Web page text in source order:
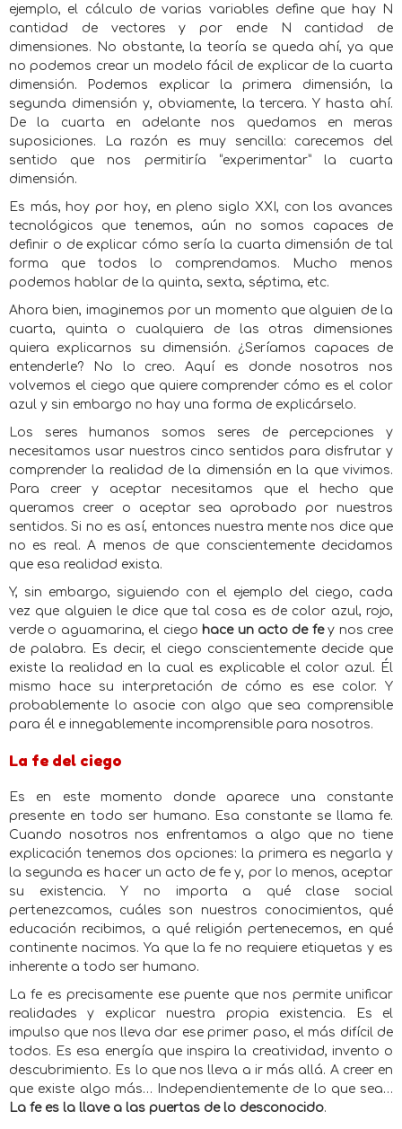
ejemplo, el cálculo de varias variables define que hay N
cantidad de vectores y por ende N cantidad de
dimensiones. No obstante, la teoría se queda ahí, ya que
no podemos crear un modelo fácil de explicar de la cuarta
dimensión. Podemos explicar la primera dimensión, la
segunda dimensión y, obviamente, la tercera. Y hasta ahí.
De la cuarta en adelante nos quedamos en meras
suposiciones. La razón es muy sencilla: carecemos del
sentido que nos permitiría “experimentar” la cuarta
dimensión.
Es más, hoy por hoy, en pleno siglo XXI, con los avances
tecnológicos que tenemos, aún no somos capaces de
definir o de explicar cómo sería la cuarta dimensión de tal
forma que todos lo comprendamos. Mucho menos
podemos hablar de la quinta, sexta, séptima, etc.
Ahora bien, imaginemos por un momento que alguien de la
cuarta, quinta o cualquiera de las otras dimensiones
quiera explicarnos su dimensión. ¿Seríamos capaces de
entenderle? No lo creo. Aquí es donde nosotros nos
volvemos el ciego que quiere comprender cómo es el color
azul y sin embargo no hay una forma de explicárselo.
Los seres humanos somos seres de percepciones y
necesitamos usar nuestros cinco sentidos para disfrutar y
comprender la realidad de la dimensión en la que vivimos.
Para creer y aceptar necesitamos que el hecho que
queramos creer o aceptar sea aprobado por nuestros
sentidos. Si no es así, entonces nuestra mente nos dice que
no es real. A menos de que conscientemente decidamos
que esa realidad exista.
Y, sin embargo, siguiendo con el ejemplo del ciego, cada
vez que alguien le dice que tal cosa es de color azul, rojo,
verde o aguamarina, el ciegohace un acto de fey nos cree
de palabra. Es decir, el ciego conscientemente decide que
existe la realidad en la cual es explicable el color azul. Él
mismo hace su interpretación de cómo es ese color. Y
probablemente lo asocie con algo que sea comprensible
para él e innegablemente incomprensible para nosotros.
La fe del ciego
Es en este momento donde aparece una constante
presente en todo ser humano. Esa constante se llama fe.
Cuando nosotros nos enfrentamos a algo que no tiene
explicación tenemos dos opciones: la primera es negarla y
la segunda es hacer un acto de fe y, por lo menos, aceptar
su existencia. Y no importa a qué clase social
pertenezcamos, cuáles son nuestros conocimientos, qué
educación recibimos, a qué religión pertenecemos, en qué
continente nacimos. Ya que la fe no requiere etiquetas y es
inherente a todo ser humano.
La fe es precisamente ese puente que nos permite unificar
realidades y explicar nuestra propia existencia. Es el
impulso que nos lleva dar ese primer paso, el más difícil de
todos. Es esa energía que inspira la creatividad, invento o
descubrimiento. Es lo que nos lleva a ir más allá. A creer en
que existe algo más… Independientemente de lo que sea…
La fe es la llave a las puertas de lo desconocido.